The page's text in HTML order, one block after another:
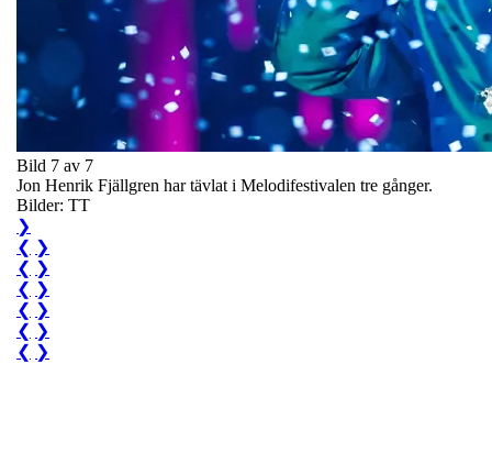
Bild 7 av 7
Jon Henrik Fjällgren har tävlat i Melodifestivalen tre gånger.
Bilder: TT
❯
❮ ❯
❮ ❯
❮ ❯
❮ ❯
❮ ❯
❮ ❯